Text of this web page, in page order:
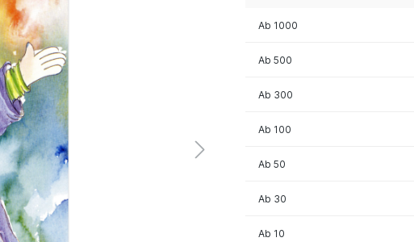
Ab 10
Ab 30
Ab 50
Ab 100
Ab 300
Ab 500
Ab 1000